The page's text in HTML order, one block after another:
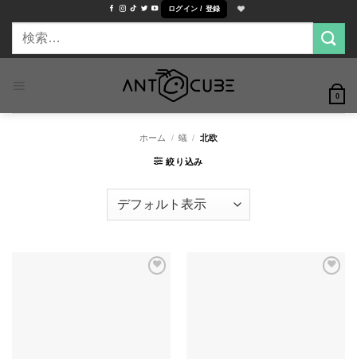
content
ログイン / 登録
0
ホーム / 蟻 / 北欧
絞り込み